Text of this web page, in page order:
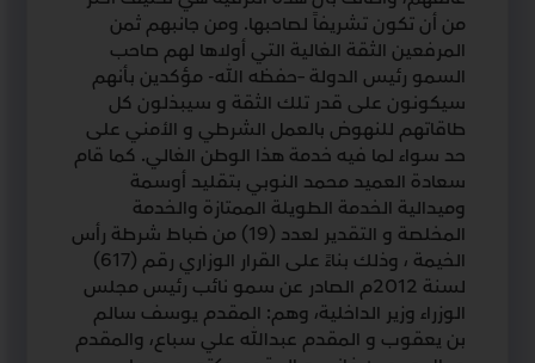
من أن تكون تشريفاً لصاحبها. ومن جانبهم ثمن
المرفعين الثقة الغالية التي أولاها لهم صاحب
السمو رئيس الدولة –حفظه الله- مؤكدين بأنهم
سيكونون على قدر تلك الثقة و سيبذلون كل
طاقاتهم للنهوض بالعمل الشرطي و الأمني على
حد سواء لما فيه خدمة هذا الوطن الغالي. كما قام
سعادة العميد محمد النوبي بتقليد أوسمة
وميدالية الخدمة الطويلة الممتازة والخدمة
المخلصة و التقدير لعدد (19) من ضباط شرطة رأس
الخيمة ، وذلك بناءً على القرار الوزاري رقم (617)
لسنة 2012م الصادر عن سمو نائب رئيس مجلس
الوزراء وزير الداخلية، وهم: المقدم يوسف سالم
بن يعقوب و المقدم عبدالله علي سباع، والمقدم